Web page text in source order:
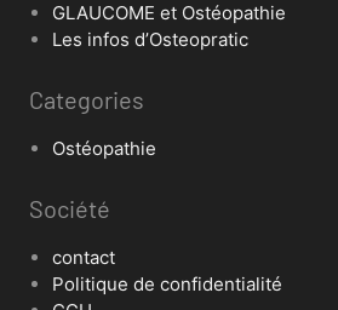
GLAUCOME et Ostéopathie
Les infos d’Osteopratic
Categories
Ostéopathie
Société
contact
Politique de confidentialité